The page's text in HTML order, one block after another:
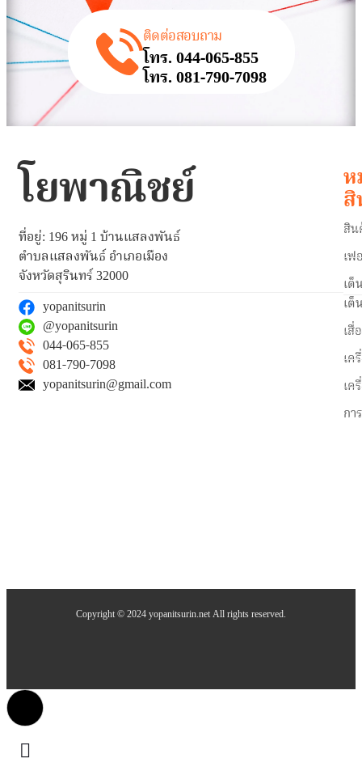
ติดต่อสอบถาม
โทร. 044-065-855
โทร. 081-790-7098
โยพาณิชย์
ที่อยู่: 196 หมู่ 1 บ้านแสลงพันธ์
ตำบลแสลงพันธ์ อำเภอเมือง
จังหวัดสุรินทร์ 32000
yopanitsurin
@yopanitsurin
044-065-855
081-790-7098
yopanitsurin@gmail.com
สิ
เฟ
เ
เต็
เสื่
เค
เค
กา
Copyright © 2024 yopanitsurin.net All rights reserved.